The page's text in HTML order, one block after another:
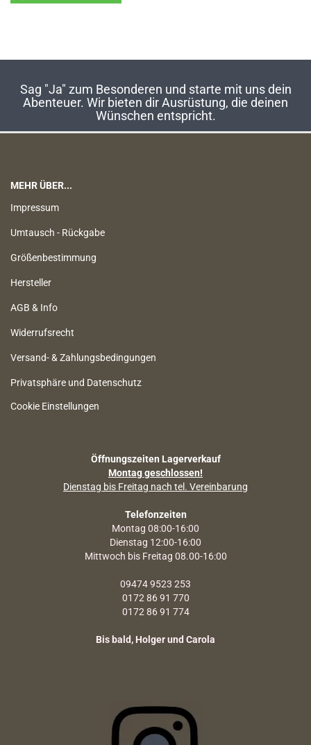
Sag "Ja" zum Besonderen und starte mit uns dein
Abenteuer. Wir bieten dir Ausrüstung, die deinen
Wünschen entspricht.
MEHR ÜBER...
Impressum
Umtausch - Rückgabe
Größenbestimmung
Hersteller
AGB & Info
Widerrufsrecht
Versand- & Zahlungsbedingungen
Privatsphäre und Datenschutz
Cookie Einstellungen
Öffnungszeiten Lagerverkauf
Montag geschlossen!
Dienstag bis Freitag nach tel. Vereinbarung
Telefonzeiten
Montag 08:00-16:00
Dienstag 12:00-16:00
Mittwoch bis Freitag 08.00-16:00
09474 9523 253
0172 86 91 770
0172 86 91 774
Bis bald, Holger und Carola